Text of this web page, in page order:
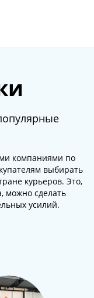
компаниями по
выбирать
курьеров. Это,
можно сделать
усилий.